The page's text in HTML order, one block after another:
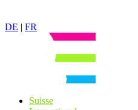
DE | FR
Suisse